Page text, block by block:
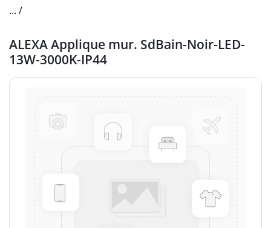
... /
ALEXA Applique mur. SdBain-Noir-LED-
13W-3000K-IP44